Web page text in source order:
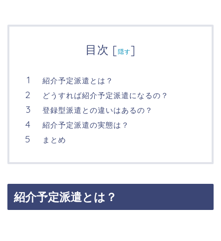
目次 [隠す]
紹介予定派遣とは？
どうすれば紹介予定派遣になるの？
登録型派遣との違いはあるの？
紹介予定派遣の実態は？
まとめ
紹介予定派遣とは？